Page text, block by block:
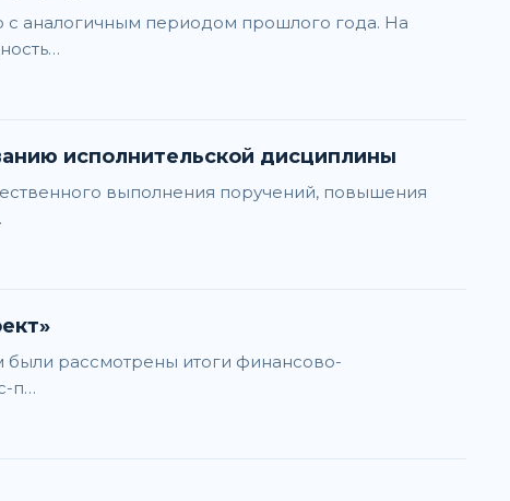
с аналогичным периодом прошлого года. На
исполнительской дисциплины
выполнения поручений, повышения
были рассмотрены итоги финансово-
п…